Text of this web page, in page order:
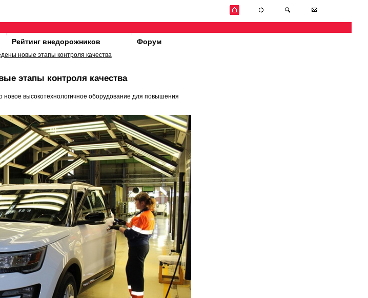
Рейтинг внедорожников Форум
новые этапы контроля качества
этапы контроля качества
новое высокотехнологичное оборудование для повышения